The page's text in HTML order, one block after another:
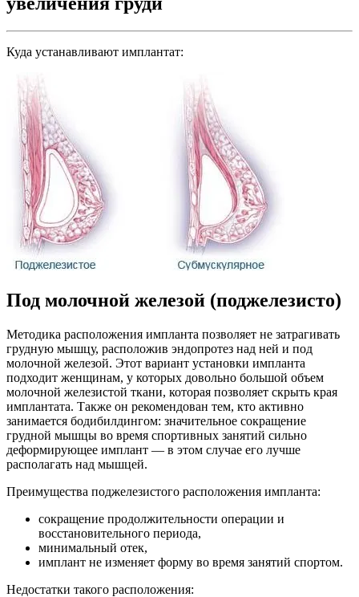
Куда устанавливают имплантат:
Под молочной железой (поджелезисто)
Методика расположения импланта позволяет не затрагивать
грудную мышцу, расположив эндопротез над ней и под
молочной железой. Этот вариант установки импланта
подходит женщинам, у которых довольно большой объем
молочной железистой ткани, которая позволяет скрыть края
имплантата. Также он рекомендован тем, кто активно
занимается бодибилдингом: значительное сокращение
грудной мышцы во время спортивных занятий сильно
деформирующее имплант — в этом случае его лучше
располагать над мышцей.
Преимущества поджелезистого расположения импланта:
сокращение продолжительности операции и
восстановительного периода,
минимальный отек,
имплант не изменяет форму во время занятий спортом.
Недостатки такого расположения: